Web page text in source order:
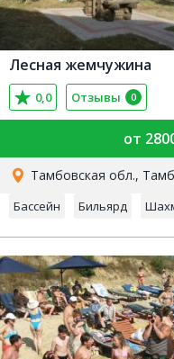
Лесная жемчужина
0,0 Отзывы 0
от
Тамбовская обл.,
Бассейн Бильярд